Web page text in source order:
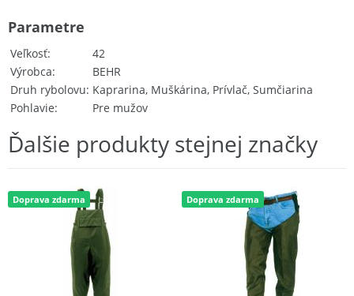
Veľkosť
42
Výrobca
BEHR
Druh rybolovu Kaprarina, Muškárina, Prívlač, Sumčiarina
Pohlavie
Pre mužov
Parametre
Ďalšie produkty stejnej značky
Doprava zdarma Doprava zdarma